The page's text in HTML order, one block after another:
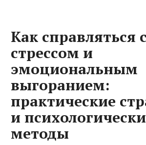
Как справляться
стрессом и
эмоциональным
выгоранием:
практические
и
методы